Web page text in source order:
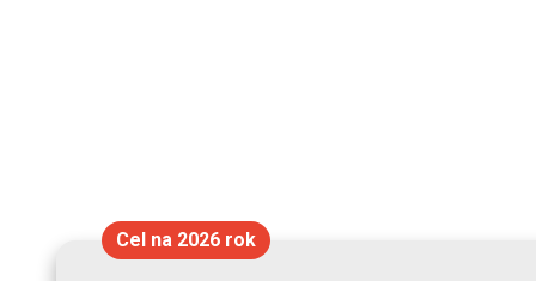
Cel na 2026 rok